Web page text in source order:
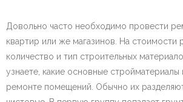
Довольно часто необходимо провести
квартир или же магазинов. На стоимости
количество и тип строительных
узнаете, какие основные стройматериалы
ремонте помещений. Обычно их